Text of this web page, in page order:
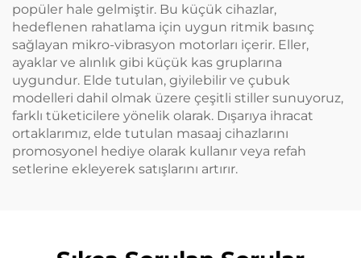
popüler hale gelmiştir. Bu küçük cihazlar,
hedeflenen rahatlama için uygun ritmik basınç
sağlayan mikro-vibrasyon motorları içerir. Eller,
ayaklar ve alınlık gibi küçük kas gruplarına
uygundur. Elde tutulan, giyilebilir ve çubuk
modelleri dahil olmak üzere çeşitli stiller sunuyoruz,
farklı tüketicilere yönelik olarak. Dışarıya ihracat
ortaklarımız, elde tutulan masaaj cihazlarını
promosyonel hediye olarak kullanır veya refah
setlerine ekleyerek satışlarını artırır.